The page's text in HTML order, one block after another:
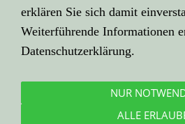
KLICK HIER ZU LINK ...
Über Links ...
HIER EINE ...
Mail an mich
erklären Sie sich damit
Weiterführende Informationen
Datenschutzerklärung.
NUR
ALLE